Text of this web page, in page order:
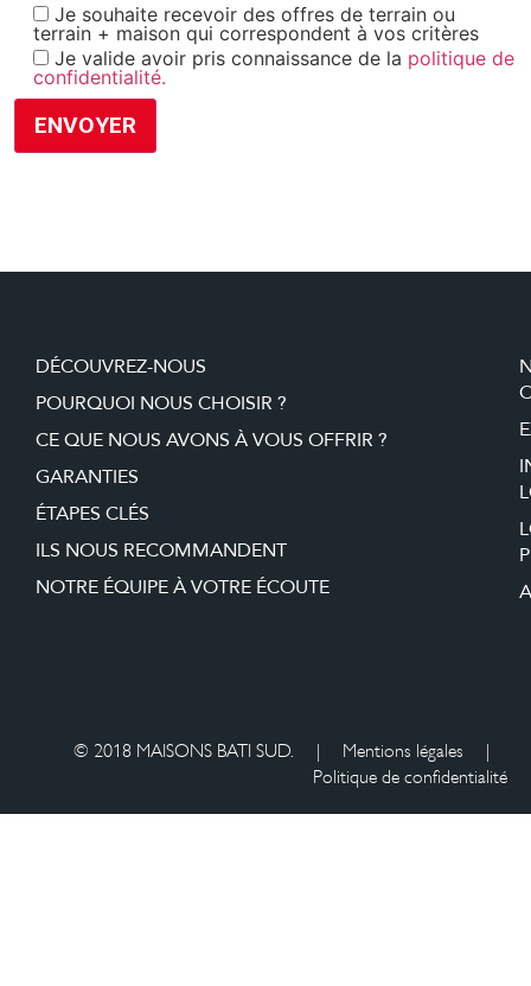
Je souhaite recevoir des offres de terrain ou
terrain + maison qui correspondent à vos critères
Je valide avoir pris connaissance de la politique de
confidentialité.
DÉCOUVREZ-NOUS
POURQUOI NOUS CHOISIR ?
CE QUE NOUS AVONS À VOUS OFFRIR ?
GARANTIES
ÉTAPES CLÉS
ILS NOUS RECOMMANDENT
NOTRE ÉQUIPE À VOTRE ÉCOUTE
© 2018 MAISONS BATI SUD. | Mentions légales
|
Politique de confidentialité